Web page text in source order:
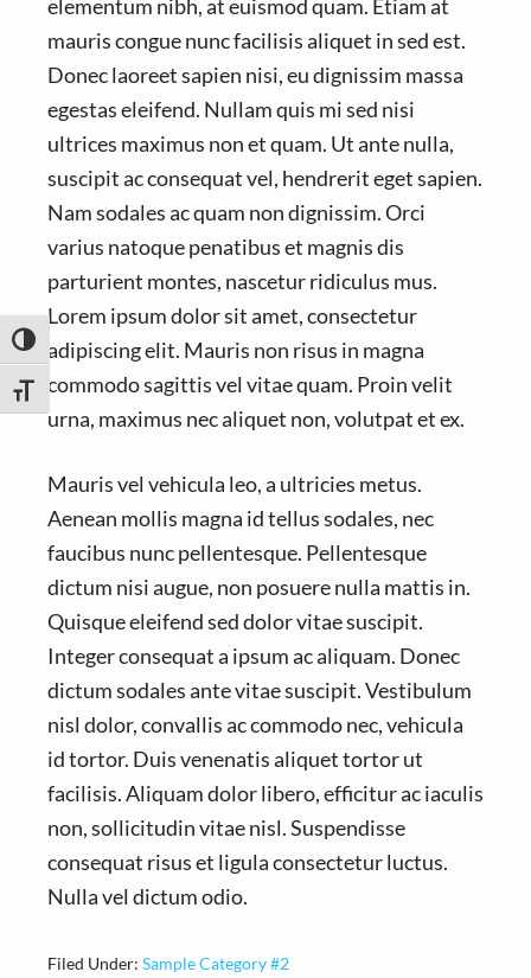
TOGGLE HIGH CONTRAST
TOGGLE FONT SIZE
elementum nibh, at euismod quam. Etiam at
mauris congue nunc facilisis aliquet in sed est.
Donec laoreet sapien nisi, eu dignissim massa
egestas eleifend. Nullam quis mi sed nisi
ultrices maximus non et quam. Ut ante nulla,
suscipit ac consequat vel, hendrerit eget sapien.
Nam sodales ac quam non dignissim. Orci
varius natoque penatibus et magnis dis
parturient montes, nascetur ridiculus mus.
Lorem ipsum dolor sit amet, consectetur
adipiscing elit. Mauris non risus in magna
commodo sagittis vel vitae quam. Proin velit
urna, maximus nec aliquet non, volutpat et ex.
Mauris vel vehicula leo, a ultricies metus.
Aenean mollis magna id tellus sodales, nec
faucibus nunc pellentesque. Pellentesque
dictum nisi augue, non posuere nulla mattis in.
Quisque eleifend sed dolor vitae suscipit.
Integer consequat a ipsum ac aliquam. Donec
dictum sodales ante vitae suscipit. Vestibulum
nisl dolor, convallis ac commodo nec, vehicula
id tortor. Duis venenatis aliquet tortor ut
facilisis. Aliquam dolor libero, efficitur ac iaculis
non, sollicitudin vitae nisl. Suspendisse
consequat risus et ligula consectetur luctus.
Nulla vel dictum odio.
Filed Under: Sample Category #2